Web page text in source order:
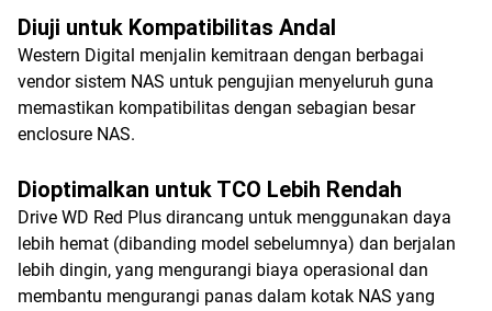
Diuji untuk Kompatibilitas Andal
Western Digital menjalin kemitraan dengan berbagai
vendor sistem NAS untuk pengujian menyeluruh guna
memastikan kompatibilitas dengan sebagian besar
enclosure NAS.
Dioptimalkan untuk TCO Lebih Rendah
Drive WD Red Plus dirancang untuk menggunakan daya
lebih hemat (dibanding model sebelumnya) dan berjalan
lebih dingin, yang mengurangi biaya operasional dan
membantu mengurangi panas dalam kotak NAS yang